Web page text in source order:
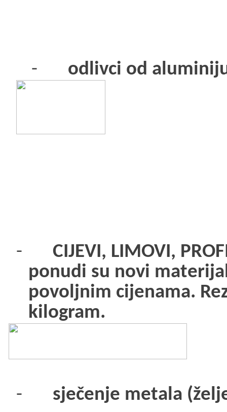
- odlivci od
-
CIJEVI, LIMOVI,
ponudi su novi
povoljnim cijenama.
kilogram.
- sječenje metala